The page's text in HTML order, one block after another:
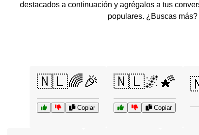
destacados a continuación y agrégalos a tus
populares. ¿Buscas
🇳🇱🌈🎉
Copiar
🇳🇱🌌🌠
Copiar